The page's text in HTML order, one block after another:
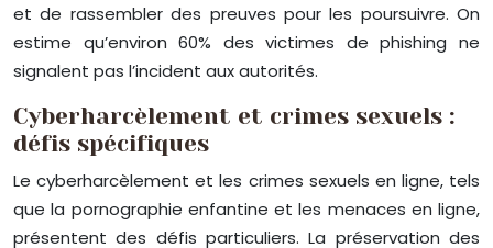
et de rassembler des preuves pour les poursuivre. On
estime qu’environ 60% des victimes de phishing ne
signalent pas l’incident aux autorités.
Cyberharcèlement et crimes sexuels :
défis spécifiques
Le cyberharcèlement et les crimes sexuels en ligne, tels
que la pornographie enfantine et les menaces en ligne,
présentent des défis particuliers. La préservation des